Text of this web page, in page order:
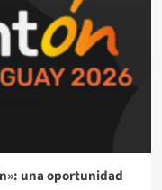
una oportunidad